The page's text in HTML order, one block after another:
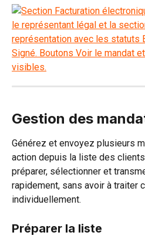
Gestion des
Générez et envoyez plusieurs
action depuis la liste des
préparer, sélectionner et
rapidement, sans avoir à traiter
individuellement.
Préparer la liste